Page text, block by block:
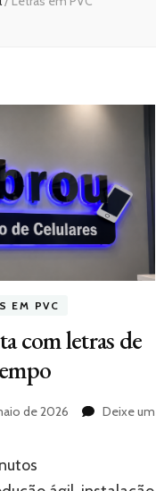
EM PVC
com letras de
de 2026
Deixe um